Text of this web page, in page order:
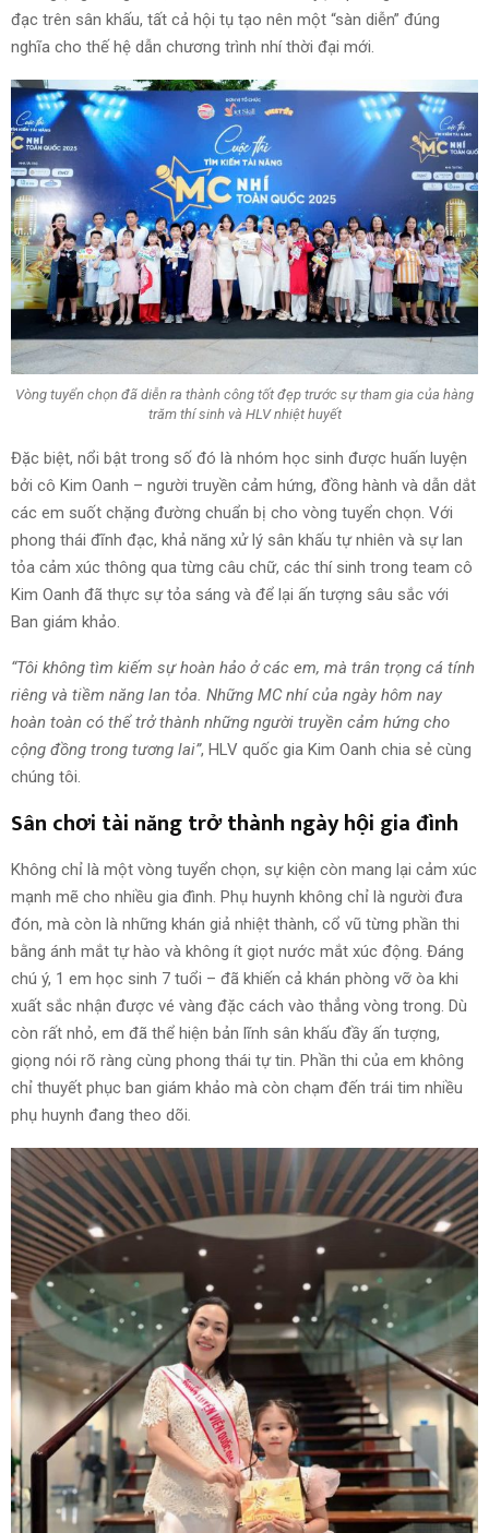
đạc trên sân khấu, tất cả hội tụ tạo nên một “sàn diễn” đúng
nghĩa cho thế hệ dẫn chương trình nhí thời đại mới.
Vòng tuyển chọn đã diễn ra thành công tốt đẹp trước sự tham gia của hàng
trăm thí sinh và HLV nhiệt huyết
Đặc biệt, nổi bật trong số đó là nhóm học sinh được huấn luyện
bởi cô Kim Oanh – người truyền cảm hứng, đồng hành và dẫn dắt
các em suốt chặng đường chuẩn bị cho vòng tuyển chọn. Với
phong thái đĩnh đạc, khả năng xử lý sân khấu tự nhiên và sự lan
tỏa cảm xúc thông qua từng câu chữ, các thí sinh trong team cô
Kim Oanh đã thực sự tỏa sáng và để lại ấn tượng sâu sắc với
Ban giám khảo.
“Tôi không tìm kiếm sự hoàn hảo ở các em, mà trân trọng cá tính
riêng và tiềm năng lan tỏa. Những MC nhí của ngày hôm nay
hoàn toàn có thể trở thành những người truyền cảm hứng cho
cộng đồng trong tương lai”, HLV quốc gia Kim Oanh chia sẻ cùng
chúng tôi.
Sân chơi tài năng trở thành ngày hội gia đình
Không chỉ là một vòng tuyển chọn, sự kiện còn mang lại cảm xúc
mạnh mẽ cho nhiều gia đình. Phụ huynh không chỉ là người đưa
đón, mà còn là những khán giả nhiệt thành, cổ vũ từng phần thi
bằng ánh mắt tự hào và không ít giọt nước mắt xúc động. Đáng
chú ý, 1 em học sinh 7 tuổi – đã khiến cả khán phòng vỡ òa khi
xuất sắc nhận được vé vàng đặc cách vào thẳng vòng trong. Dù
còn rất nhỏ, em đã thể hiện bản lĩnh sân khấu đầy ấn tượng,
giọng nói rõ ràng cùng phong thái tự tin. Phần thi của em không
chỉ thuyết phục ban giám khảo mà còn chạm đến trái tim nhiều
phụ huynh đang theo dõi.